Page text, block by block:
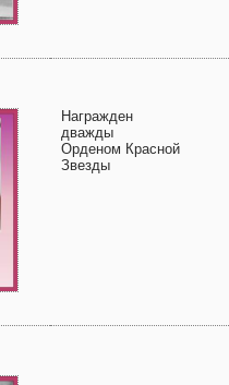
Награжден
дважды
Орденом Красной
Звезды